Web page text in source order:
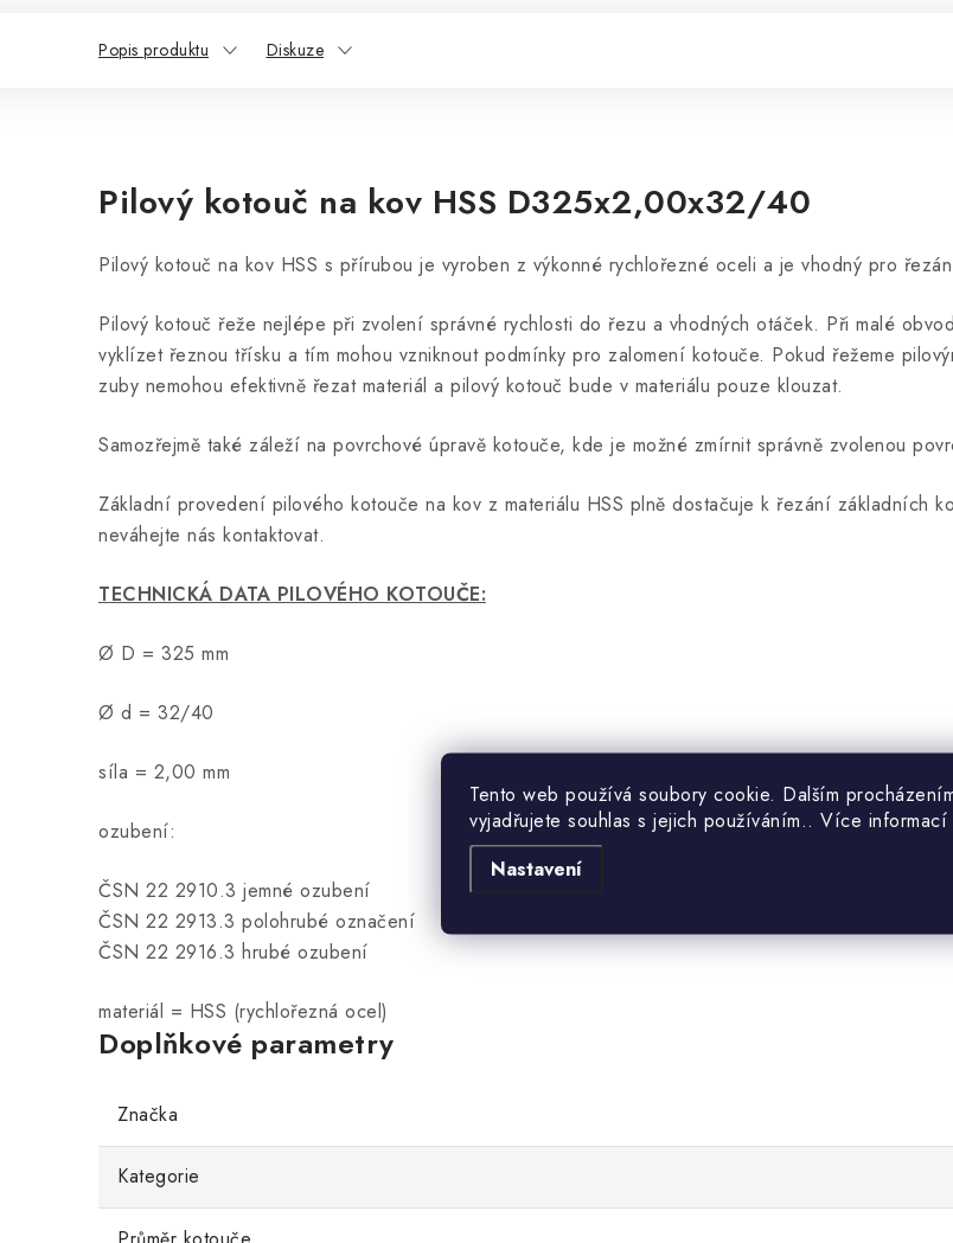
Tento web používá soubory cookie. Dalším
vyjadřujete souhlas s jejich používáním.. Více informací
Nastavení
Popis produktu Diskuze
Pilový kotouč na kov HSS D325x2,00x32/40
Pilový kotouč na kov HSS s přírubou je vyroben z výkonné rychlořezné oceli a je vhodný pro
Pilový kotouč řeže nejlépe při zvolení správné rychlosti do řezu a vhodných otáček. Při malé
vyklízet řeznou třísku a tím mohou vzniknout podmínky pro zalomení kotouče. Pokud řežeme
zuby nemohou efektivně řezat materiál a pilový kotouč bude v materiálu pouze klouzat.
Samozřejmě také záleží na povrchové úpravě kotouče, kde je možné zmírnit správně zvolenou
Základní provedení pilového kotouče na kov z materiálu HSS plně dostačuje k řezání základních
neváhejte nás kontaktovat.
TECHNICKÁ DATA PILOVÉHO KOTOUČE:
Ø D = 325 mm
Ø d = 32/40
síla = 2,00 mm
ozubení:
ČSN 22 2910.3 jemné ozubení
ČSN 22 2913.3 polohrubé označení
ČSN 22 2916.3 hrubé ozubení
materiál = HSS (rychlořezná ocel)
Doplňkové parametry
Značka
Kategorie